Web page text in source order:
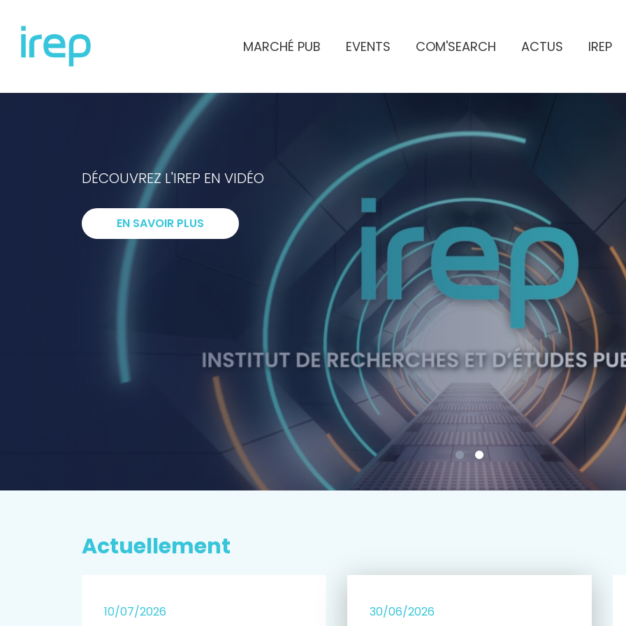
MARCHÉ PUB EVENTS COM'SEARCH ACTUS IREP
INSTITUT DE RECHERCHES ET D'ETUDES PUBLICITAIRES
Intelligence
echerche
xpertise
rospective
DÉCOUVREZ L'IREP EN VIDÉO
EN SAVOIR PLUS
Actuellement
10/07/2026
30/06/2026